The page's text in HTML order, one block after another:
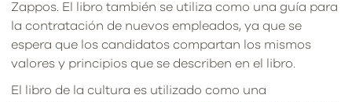
Zappos. El libro también se utiliza como una guía para
la contratación de nuevos empleados, ya que se
espera que los candidatos compartan los mismos
valores y principios que se describen en el libro.
El libro de la cultura es utilizado como una